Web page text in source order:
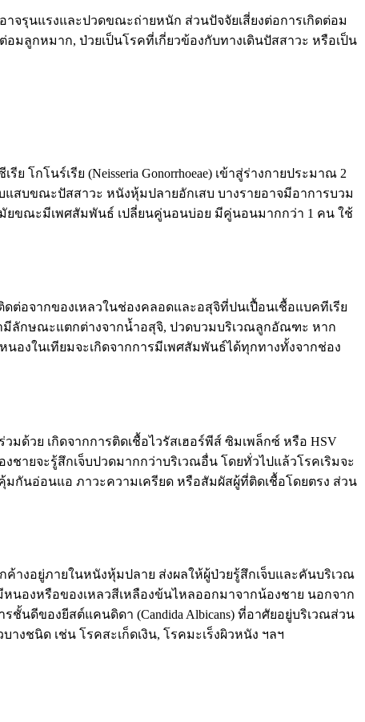
รุนแรงและปวดขณะถ่ายหนัก ส่วนปัจจัยเสี่ยงต่อการเกิดต่อม
มลูกหมาก, ป่วยเป็นโรคที่เกี่ยวข้องกับทางเดินปัสสาวะ หรือเป็น
กโนร์เรีย (Neisseria Gonorrhoeae) เข้าสู่ร่างกายประมาณ 2
สบขณะปัสสาวะ หนังหุ้มปลายอักเสบ บางรายอาจมีอาการบวม
ยขณะมีเพศสัมพันธ์ เปลี่ยนคู่นอนบ่อย มีคู่นอนมากกว่า 1 คน ใช้
ดต่อจากของเหลวในช่องคลอดและอสุจิที่ปนเปื้อนเชื้อแบคทีเรีย
มีลักษณะแตกต่างจากน้ำอสุจิ, ปวดบวมบริเวณลูกอัณฑะ หาก
องในเทียมจะเกิดจากการมีเพศสัมพันธ์ได้ทุกทางทั้งจากช่อง
ด้วย เกิดจากการติดเชื้อไวรัสเฮอร์พีส์ ซิมเพล็กซ์ หรือ HSV
ชายจะรู้สึกเจ็บปวดมากกว่าบริเวณอื่น โดยทั่วไปแล้วโรคเริมจะ
กันอ่อนแอ ภาวะความเครียด หรือสัมผัสผู้ที่ติดเชื้อโดยตรง ส่วน
างอยู่ภายในหนังหุ้มปลาย ส่งผลให้ผู้ป่วยรู้สึกเจ็บและคันบริเวณ
องหรือของเหลวสีเหลืองข้นไหลออกมาจากน้องชาย นอกจาก
นดีของยีสต์แคนดิดา (Candida Albicans) ที่อาศัยอยู่บริเวณส่วน
งชนิด เช่น โรคสะเก็ดเงิน, โรคมะเร็งผิวหนัง ฯลฯ